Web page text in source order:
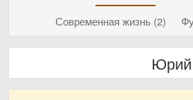
Современная жизнь (2)